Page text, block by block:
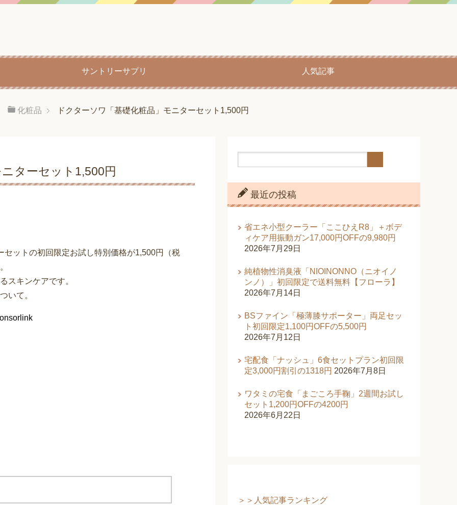
サントリーサプリ 人気記事
化粧品 ドクターソワ「基礎化粧品」モニターセット1,500円
ターセット1,500円
ットの初回限定お試し特別価格が1,500円（税
スキンケアです。
いて。
最近の投稿
省エネ小型クーラー「ここひえR8」＋ボデ
ィケア用振動ガン17,000円OFFの9,980円
2026年7月29日
純植物性消臭液「NIOINONNO（ニオイノ
ンノ）」初回限定で送料無料【フローラ】
2026年7月14日
BSファイン「極薄膝サポーター」両足セッ
ト初回限定1,100円OFFの5,500円
2026年7月12日
宅配食「ナッシュ」6食セットプラン初回限
定3,000円割引の1318円 2026年7月8日
ワタミの宅食「まごころ手鞠」2週間お試し
セット1,200円OFFの4200円
2026年6月22日
＞＞人気記事ランキング